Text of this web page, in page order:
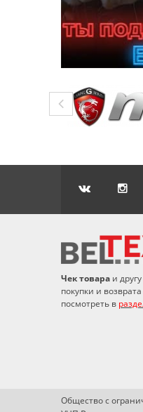
Чек товара и
покупки и
посмотреть в
Общество с